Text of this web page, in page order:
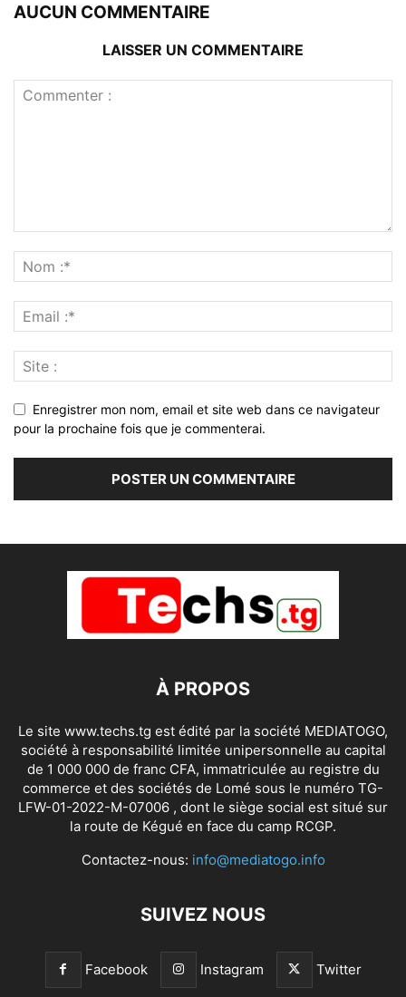
AUCUN COMMENTAIRE
LAISSER UN COMMENTAIRE
Enregistrer mon nom, email et site web dans ce navigateur
pour la prochaine fois que je commenterai.
À PROPOS
Le site www.techs.tg est édité par la société MEDIATOGO,
société à responsabilité limitée unipersonnelle au capital
de 1 000 000 de franc CFA, immatriculée au registre du
commerce et des sociétés de Lomé sous le numéro TG-
LFW-01-2022-M-07006 , dont le siège social est situé sur
la route de Kégué en face du camp RCGP.
Contactez-nous: info@mediatogo.info
SUIVEZ NOUS
Facebook Instagram Twitter